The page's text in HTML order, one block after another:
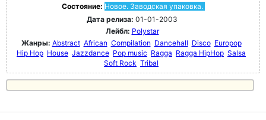
Состояние: Новое. Заводская упаковка.
Дата релиза: 01-01-2003
Лейбл: Polystar
Жанры: Abstract African Compilation Dancehall Disco Europop
Hip Hop House Jazzdance Pop music Ragga Ragga HipHop Salsa
Soft Rock Tribal